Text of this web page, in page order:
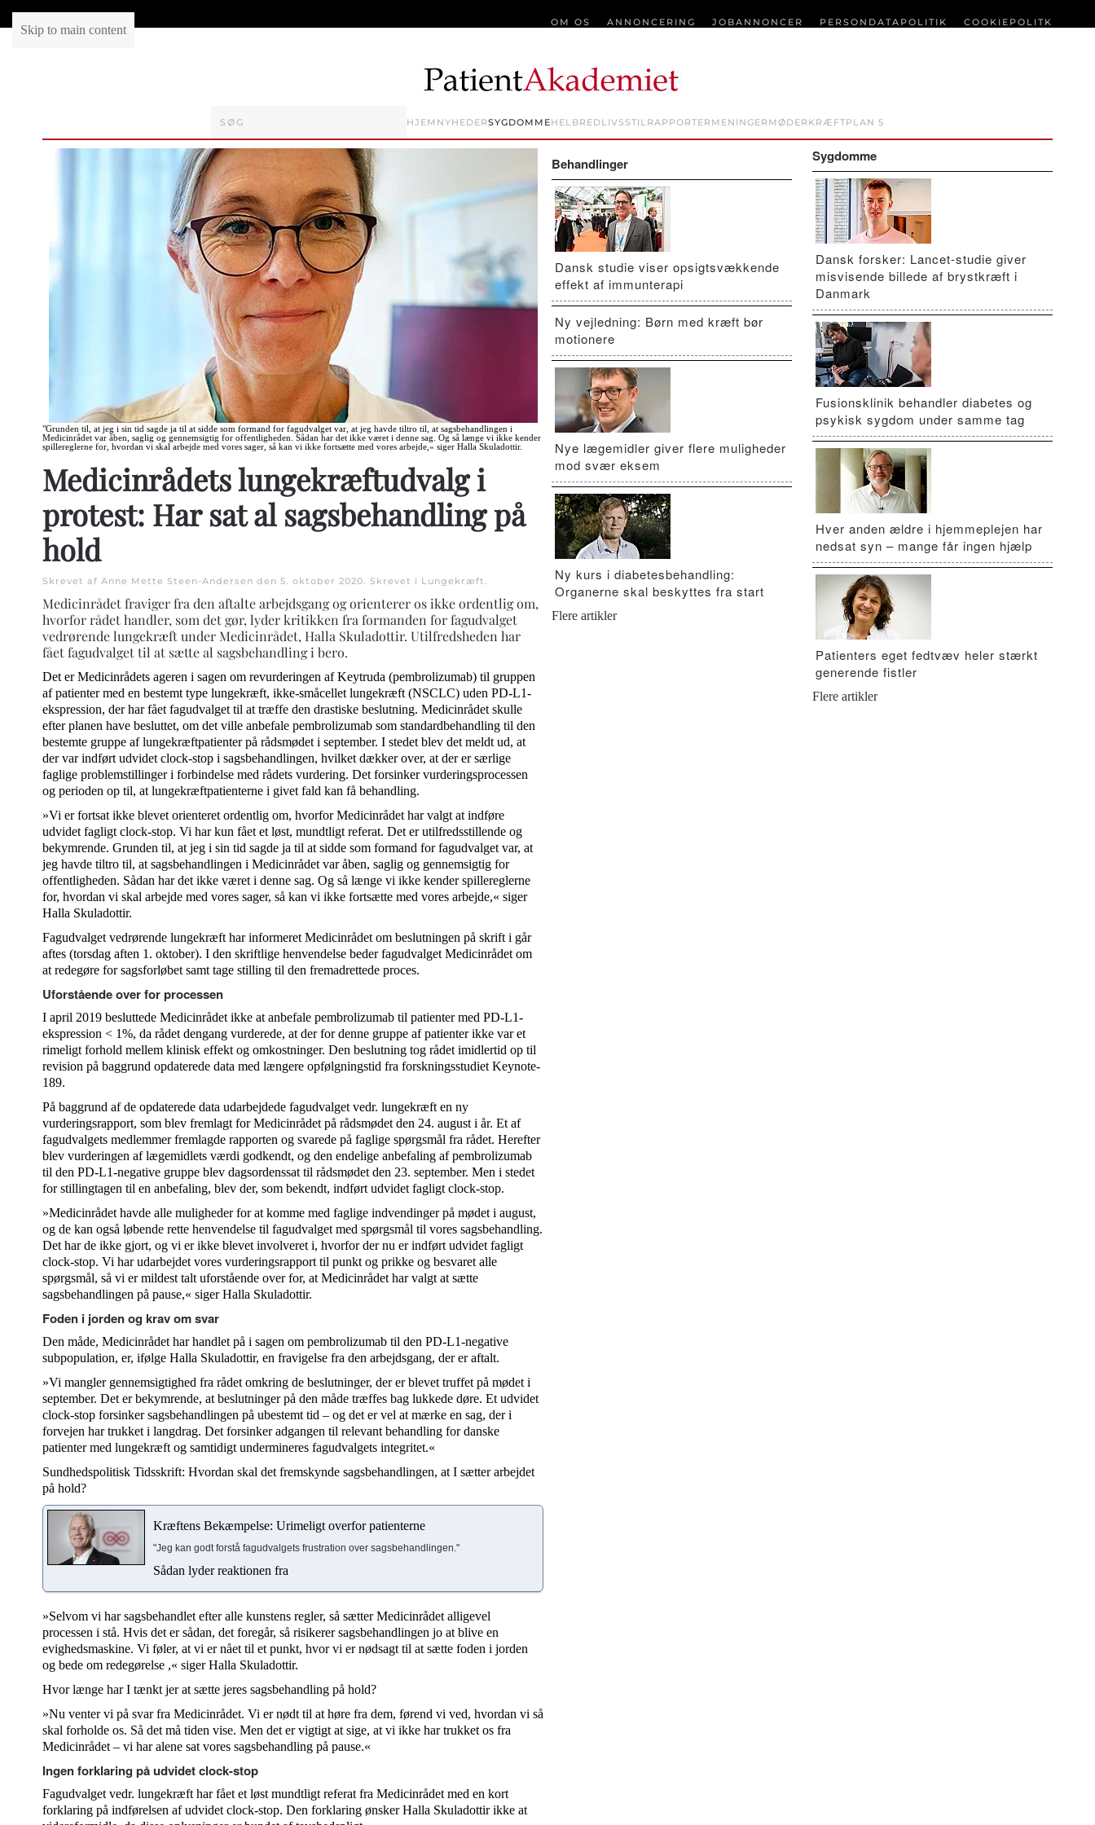
Skip to main content
OM OS ANNONCERING JOBANNONCER PERSONDATAPOLITIK COOKIEPOLITK
HJEM NYHEDERSYGDOMMEHELBREDLIVSSTILRAPPORTER MENINGER MØDER KRÆFTPLAN 5
"Grunden til, at jeg i sin tid sagde ja til at sidde som formand for fagudvalget var, at jeg havde tiltro til, at sagsbehandlingen i
Medicinrådet var åben, saglig og gennemsigtig for offentligheden. Sådan har det ikke været i denne sag. Og så længe vi ikke kender
spillereglerne for, hvordan vi skal arbejde med vores sager, så kan vi ikke fortsætte med vores arbejde,« siger Halla Skuladottir.
Medicinrådets lungekræftudvalg i
protest: Har sat al sagsbehandling på
hold
Skrevet af Anne Mette Steen-Andersen den 5. oktober 2020. Skrevet i Lungekræft.
Medicinrådet fraviger fra den aftalte arbejdsgang og orienterer os ikke ordentlig om,
hvorfor rådet handler, som det gør, lyder kritikken fra formanden for fagudvalget
vedrørende lungekræft under Medicinrådet, Halla Skuladottir. Utilfredsheden har
fået fagudvalget til at sætte al sagsbehandling i bero.
Det er Medicinrådets ageren i sagen om revurderingen af Keytruda (pembrolizumab) til gruppen
af patienter med en bestemt type lungekræft, ikke-småcellet lungekræft (NSCLC) uden PD-L1-
ekspression, der har fået fagudvalget til at træffe den drastiske beslutning. Medicinrådet skulle
efter planen have besluttet, om det ville anbefale pembrolizumab som standardbehandling til den
bestemte gruppe af lungekræftpatienter på rådsmødet i september. I stedet blev det meldt ud, at
der var indført udvidet clock-stop i sagsbehandlingen, hvilket dækker over, at der er særlige
faglige problemstillinger i forbindelse med rådets vurdering. Det forsinker vurderingsprocessen
og perioden op til, at lungekræftpatienterne i givet fald kan få behandling.
»Vi er fortsat ikke blevet orienteret ordentlig om, hvorfor Medicinrådet har valgt at indføre
udvidet fagligt clock-stop. Vi har kun fået et løst, mundtligt referat. Det er utilfredsstillende og
bekymrende. Grunden til, at jeg i sin tid sagde ja til at sidde som formand for fagudvalget var, at
jeg havde tiltro til, at sagsbehandlingen i Medicinrådet var åben, saglig og gennemsigtig for
offentligheden. Sådan har det ikke været i denne sag. Og så længe vi ikke kender spillereglerne
for, hvordan vi skal arbejde med vores sager, så kan vi ikke fortsætte med vores arbejde,« siger
Halla Skuladottir.
Fagudvalget vedrørende lungekræft har informeret Medicinrådet om beslutningen på skrift i går
aftes (torsdag aften 1. oktober). I den skriftlige henvendelse beder fagudvalget Medicinrådet om
at redegøre for sagsforløbet samt tage stilling til den fremadrettede proces.
Uforstående over for processen
I april 2019 besluttede Medicinrådet ikke at anbefale pembrolizumab til patienter med PD-L1-
ekspression < 1%, da rådet dengang vurderede, at der for denne gruppe af patienter ikke var et
rimeligt forhold mellem klinisk effekt og omkostninger. Den beslutning tog rådet imidlertid op til
revision på baggrund opdaterede data med længere opfølgningstid fra forskningsstudiet Keynote-
189.
På baggrund af de opdaterede data udarbejdede fagudvalget vedr. lungekræft en ny
vurderingsrapport, som blev fremlagt for Medicinrådet på rådsmødet den 24. august i år. Et af
fagudvalgets medlemmer fremlagde rapporten og svarede på faglige spørgsmål fra rådet. Herefter
blev vurderingen af lægemidlets værdi godkendt, og den endelige anbefaling af pembrolizumab
til den PD-L1-negative gruppe blev dagsordenssat til rådsmødet den 23. september. Men i stedet
for stillingtagen til en anbefaling, blev der, som bekendt, indført udvidet fagligt clock-stop.
»Medicinrådet havde alle muligheder for at komme med faglige indvendinger på mødet i august,
og de kan også løbende rette henvendelse til fagudvalget med spørgsmål til vores sagsbehandling.
Det har de ikke gjort, og vi er ikke blevet involveret i, hvorfor der nu er indført udvidet fagligt
clock-stop. Vi har udarbejdet vores vurderingsrapport til punkt og prikke og besvaret alle
spørgsmål, så vi er mildest talt uforstående over for, at Medicinrådet har valgt at sætte
sagsbehandlingen på pause,« siger Halla Skuladottir.
Foden i jorden og krav om svar
Den måde, Medicinrådet har handlet på i sagen om pembrolizumab til den PD-L1-negative
subpopulation, er, ifølge Halla Skuladottir, en fravigelse fra den arbejdsgang, der er aftalt.
»Vi mangler gennemsigtighed fra rådet omkring de beslutninger, der er blevet truffet på mødet i
september. Det er bekymrende, at beslutninger på den måde træffes bag lukkede døre. Et udvidet
clock-stop forsinker sagsbehandlingen på ubestemt tid – og det er vel at mærke en sag, der i
forvejen har trukket i langdrag. Det forsinker adgangen til relevant behandling for danske
patienter med lungekræft og samtidigt undermineres fagudvalgets integritet.«
Sundhedspolitisk Tidsskrift: Hvordan skal det fremskynde sagsbehandlingen, at I sætter arbejdet
på hold?
Kræftens Bekæmpelse: Urimeligt overfor patienterne
"Jeg kan godt forstå fagudvalgets frustration over sagsbehandlingen."
Sådan lyder reaktionen fra
»Selvom vi har sagsbehandlet efter alle kunstens regler, så sætter Medicinrådet alligevel
processen i stå. Hvis det er sådan, det foregår, så risikerer sagsbehandlingen jo at blive en
evighedsmaskine. Vi føler, at vi er nået til et punkt, hvor vi er nødsagt til at sætte foden i jorden
og bede om redegørelse ,« siger Halla Skuladottir.
Hvor længe har I tænkt jer at sætte jeres sagsbehandling på hold?
»Nu venter vi på svar fra Medicinrådet. Vi er nødt til at høre fra dem, førend vi ved, hvordan vi så
skal forholde os. Så det må tiden vise. Men det er vigtigt at sige, at vi ikke har trukket os fra
Medicinrådet – vi har alene sat vores sagsbehandling på pause.«
Ingen forklaring på udvidet clock-stop
Fagudvalget vedr. lungekræft har fået et løst mundtligt referat fra Medicinrådet med en kort
forklaring på indførelsen af udvidet clock-stop. Den forklaring ønsker Halla Skuladottir ikke at
Behandlinger
Dansk studie viser opsigtsvækkende
effekt af immunterapi
Ny vejledning: Børn med kræft bør
motionere
Nye lægemidler giver flere muligheder
mod svær eksem
Ny kurs i diabetesbehandling:
Organerne skal beskyttes fra start
Flere artikler
Sygdomme
Dansk forsker: Lancet-studie giver
misvisende billede af brystkræft i
Danmark
Fusionsklinik behandler diabetes og
psykisk sygdom under samme tag
Hver anden ældre i hjemmeplejen har
nedsat syn – mange får ingen hjælp
Patienters eget fedtvæv heler stærkt
generende fistler
Flere artikler